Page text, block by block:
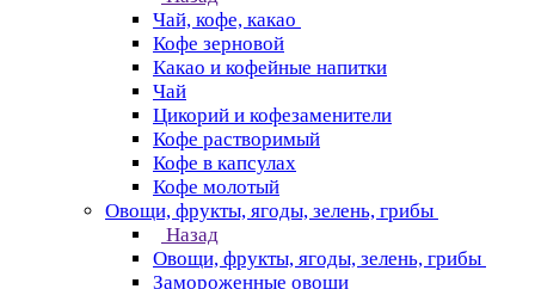
Чай, кофе, какао
Кофе зерновой
Какао и кофейные напитки
Чай
Цикорий и кофезаменители
Кофе растворимый
Кофе в капсулах
Кофе молотый
Овощи, фрукты, ягоды, зелень, грибы
Назад
Овощи, фрукты, ягоды, зелень, грибы
Замороженные овощи